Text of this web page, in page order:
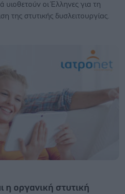
υιοθετούν οι Έλληνες για τη
της στυτικής δυσλειτουργίας.
η οργανική στυτική